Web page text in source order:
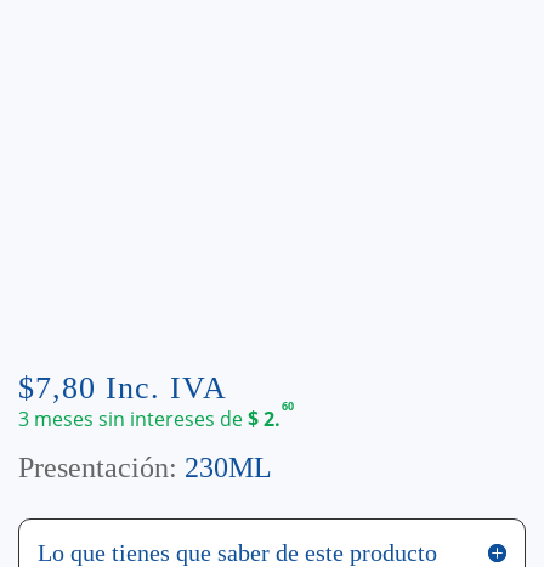
$7,80 Inc. IVA
3 meses sin intereses de$2.60
Presentación: 230ML
Lo que tienes que saber de este producto